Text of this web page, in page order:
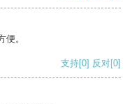
。
支持[0] 反对[0]